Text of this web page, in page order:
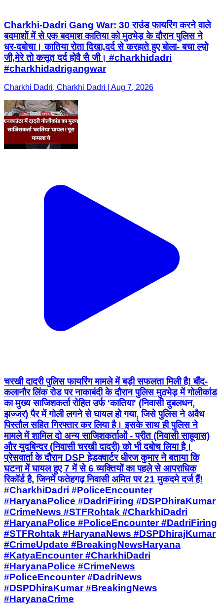
Charkhi-Dadri Gang War: 30 राउंड फायरिंग करने वाले
बदमाशों में से एक बदमाश कातिया को मुठभेड़ के दौरान पुलिस ने
धर-दबोचा। कातिया रोता दिखा,दर्द से करहाते हुए बोला- बचा ल्य़ो
जी,मेरे तो कसूत दर्द होवै सै जी। #charkhidadri
#charkhidadrigangwar
Charkhi Dadri, Charkhi Dadri | Aug 7, 2026
चरखी दादरी पुलिस फायरिंग मामले में बड़ी सफलता मिली है! बौंद-
कलानौर लिंक रोड पर नाकाबंदी के दौरान पुलिस मुठभेड़ में गोलीकांड
का मुख्य साजिशकर्ता रोहित उर्फ 'कातिया' (निवासी दुबलधन,
झज्जर) पैर में गोली लगने से घायल हो गया, जिसे पुलिस ने अवैध
पिस्तौल सहित गिरफ्तार कर लिया है। इसके साथ ही पुलिस ने
मामले में शामिल दो अन्य साजिशकर्ताओं - प्रीत (निवासी साहूवास)
और युदबिन्दर (निवासी चरखी दादरी) को भी दबोच लिया है।
प्रेसवार्ता के दौरान DSP हेडक्वार्टर धीरज कुमार ने बताया कि
घटना में घायल हुए 7 में से 6 व्यक्तियों का पहले से आपराधिक
रिकॉर्ड है, जिनमें फतेहगढ़ निवासी अमित पर 21 मुकदमे दर्ज हैं!
#CharkhiDadri #PoliceEncounter
#HaryanaPolice #DadriFiring #DSPDhiraKumar
#CrimeNews #STFRohtak #CharkhiDadri
#HaryanaPolice #PoliceEncounter #DadriFiring
#STFRohtak #HaryanaNews #DSPDhirajKumar
#CrimeUpdate #BreakingNewsHaryana
#KatyaEncounter #CharkhiDadri
#HaryanaPolice #CrimeNews
#PoliceEncounter #DadriNews
#DSPDhiraKumar #BreakingNews
#HaryanaCrime